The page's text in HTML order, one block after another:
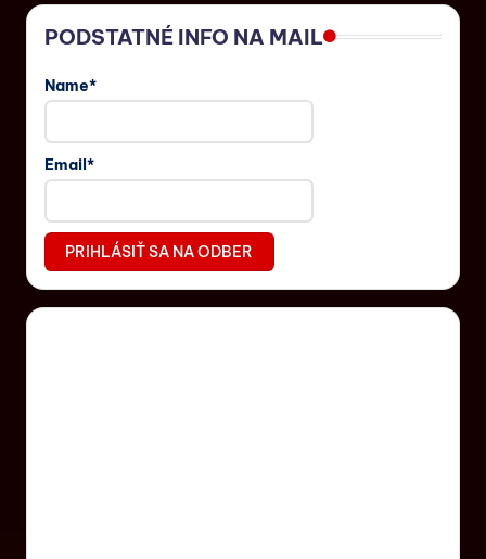
PODSTATNÉ INFO NA MAIL
Name*
Email*